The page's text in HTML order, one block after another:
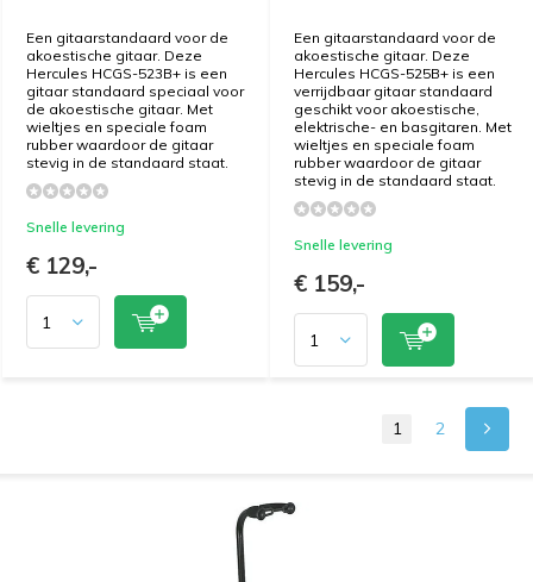
Een gitaarstandaard voor de
akoestische gitaar. Deze
Hercules HCGS-523B+ is een
gitaar standaard speciaal voor
de akoestische gitaar. Met
wieltjes en speciale foam
rubber waardoor de gitaar
stevig in de standaard staat.
Snelle levering
€ 129,-
Een gitaarstandaard voor de
akoestische gitaar. Deze
Hercules HCGS-525B+ is een
verrijdbaar gitaar standaard
geschikt voor akoestische,
elektrische- en basgitaren. Met
wieltjes en speciale foam
rubber waardoor de gitaar
stevig in de standaard staat.
Snelle levering
€ 159,-
1 2